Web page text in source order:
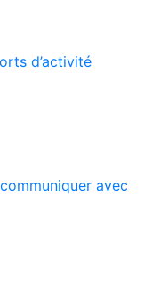
d’activité
avec